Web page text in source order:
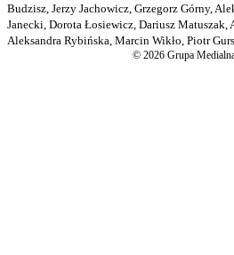
Budzisz, Jerzy Jachowicz, Grzegorz Górny,
Janecki, Dorota Łosiewicz, Dariusz Matuszak,
Aleksandra Rybińska, Marcin Wikło, Piotr
© 2026 Grupa